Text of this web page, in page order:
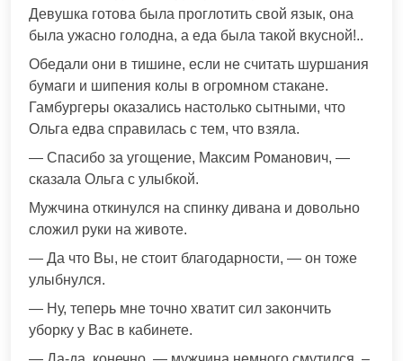
Девушка готова была проглотить свой язык, она
была ужасно голодна, а еда была такой вкусной!..
Обедали они в тишине, если не считать шуршания
бумаги и шипения колы в огромном стакане.
Гамбургеры оказались настолько сытными, что
Ольга едва справилась с тем, что взяла.
— Спасибо за угощение, Максим Романович, —
сказала Ольга с улыбкой.
Мужчина откинулся на спинку дивана и довольно
сложил руки на животе.
— Да что Вы, не стоит благодарности, — он тоже
улыбнулся.
— Ну, теперь мне точно хватит сил закончить
уборку у Вас в кабинете.